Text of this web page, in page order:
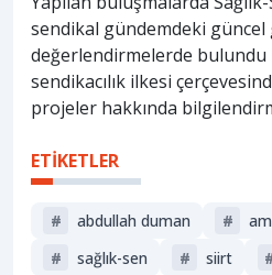
sendikal gündemdeki
değerlendirmelerde bulundu
sendikacılık ilkesi
projeler hakkında
ETİKETLER
# abdullah duman #
#
sağlık-sen # siirt